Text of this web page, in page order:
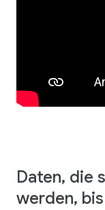
Daten, die
werden,